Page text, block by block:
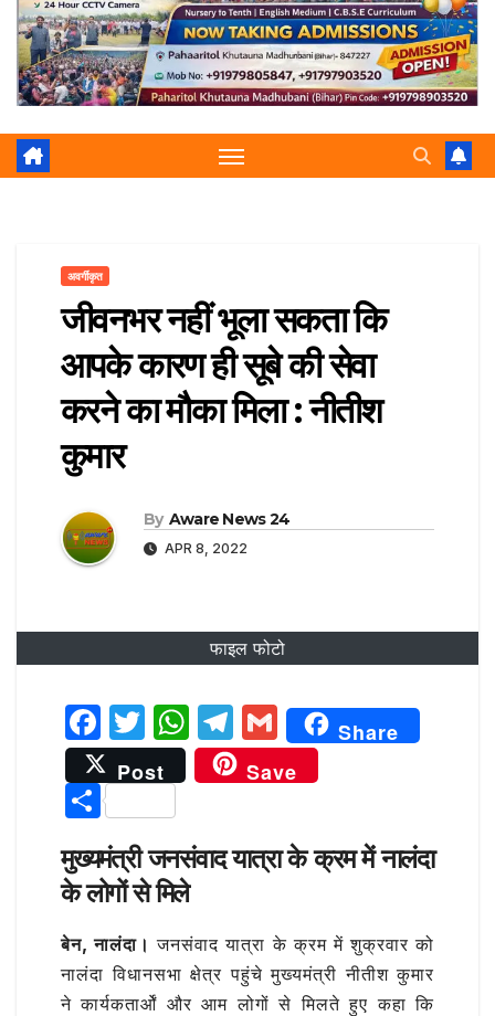
अवर्गीकृत
जीवनभर नहीं भूला सकता कि
आपके कारण ही सूबे की सेवा
करने का मौका मिला : नीतीश
कुमार
By Aware News 24
APR 8, 2022
फाइल फोटो
F
a
c
e
b
o
o
k
T
w
it
te
r
W
h
at
A
p
p
T
el
e
ra
G
m
ai
Share
Post
Save
S
h
ar
e
मुख्यमंत्री जनसंवाद यात्रा के क्रम में नालंदा
के लोगों से मिले
बेन, नालंदा। जनसंवाद यात्रा के क्रम में शुक्रवार को
नालंदा विधानसभा क्षेत्र पहुंचे मुख्यमंत्री नीतीश कुमार
ने कार्यकतार्ओं और आम लोगों से मिलते हुए कहा कि
pa
m
e